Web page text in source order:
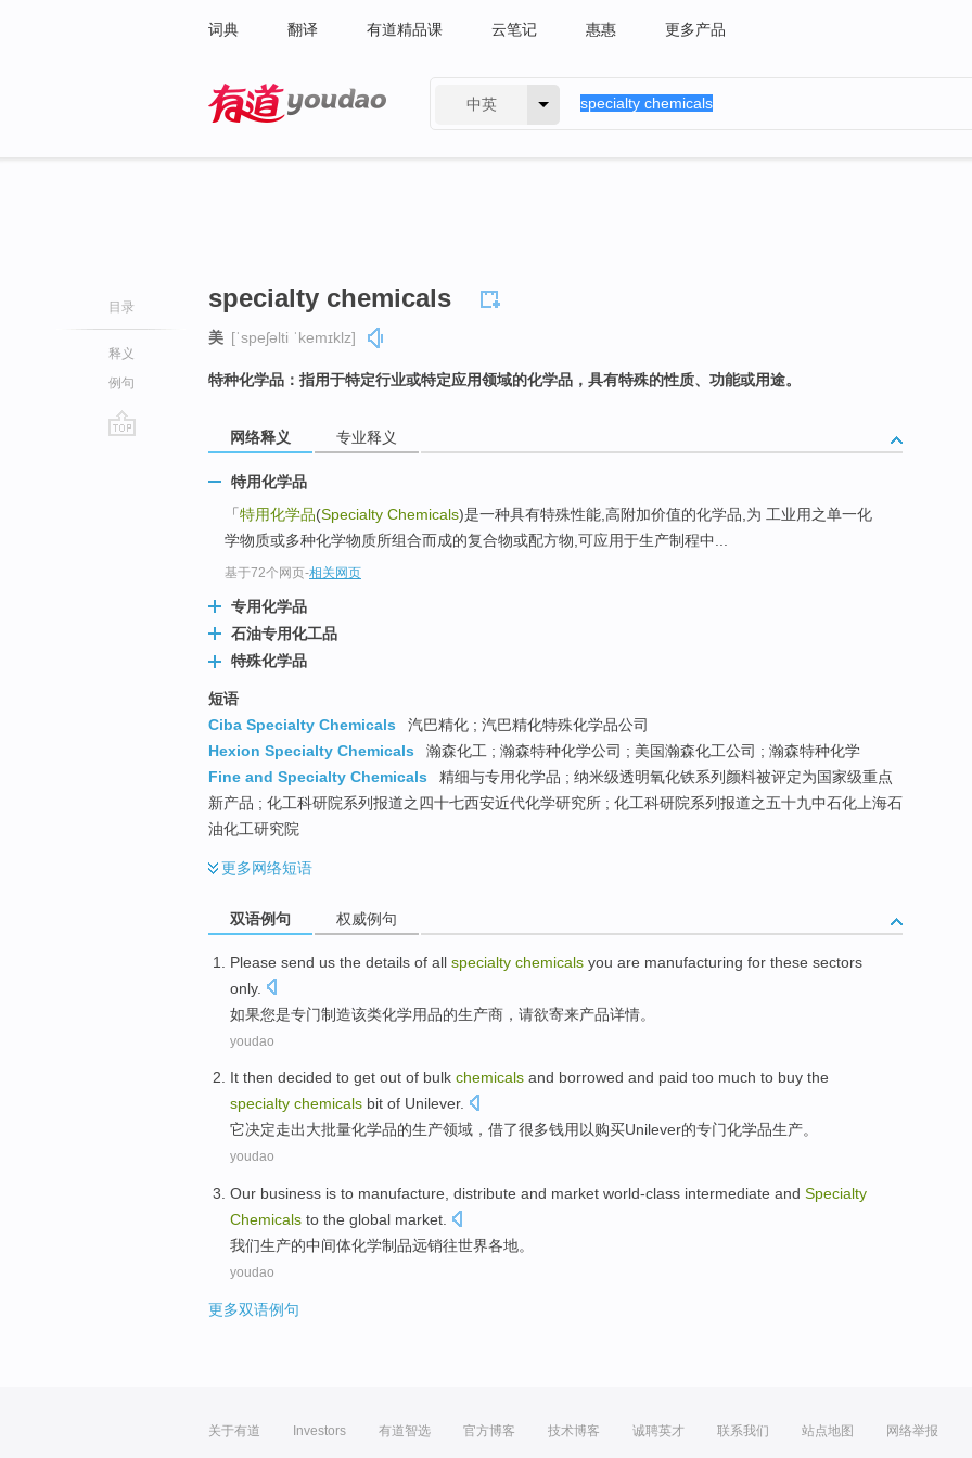
词典 翻译 有道精品课 云笔记 惠惠 更多产品
中英
目录
释义
例句
specialty chemicals
美 [ˈspeʃəlti ˈkemɪklz]
特种化学品：指用于特定行业或特定应用领域的化学品，具有特殊的性质、功能或用途。
网络释义 专业释义
特用化学品
「特用化学品(Specialty Chemicals)是一种具有特殊性能,高附加价值的化学品,为 工业用之单一化
学物质或多种化学物质所组合而成的复合物或配方物,可应用于生产制程中...
基于72个网页-相关网页
专用化学品
石油专用化工品
特殊化学品
短语
Ciba Specialty Chemicals
汽巴精化 ; 汽巴精化特殊化学品公司
Hexion Specialty Chemicals
瀚森化工 ; 瀚森特种化学公司 ; 美国瀚森化工公司 ; 瀚森特种化学
Fine and Specialty Chemicals
精细与专用化学品 ; 纳米级透明氧化铁系列颜料被评定为国家级重点
新产品 ; 化工科研院系列报道之四十七西安近代化学研究所 ; 化工科研院系列报道之五十九中石化上海石
油化工研究院
更多网络短语
双语例句 权威例句
Please send us the details of all specialty chemicals you are manufacturing for these sectors
only.
如果您是专门制造该类化学用品的生产商， 请欲寄来产品详情。
youdao
It then decided to get out of bulk chemicals and borrowed and paid too much to buy the
specialty chemicals bit of Unilever.
它决定走出大批量化学品的生产领域， 借了很多钱用以购买Unilever的专门化学品生产。
youdao
Our business is to manufacture distribute and market world-class intermediate and Specialty
Chemicals to the global market.
我们生产的中间体化学制品远销往世界各地。
youdao
更多双语例句
关于有道 Investors 有道智选 官方博客 技术博客 诚聘英才 联系我们 站点地图 网络举报